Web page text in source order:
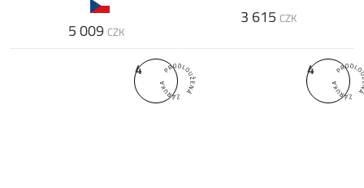
5 009 CZK
3 615 CZK
4 4